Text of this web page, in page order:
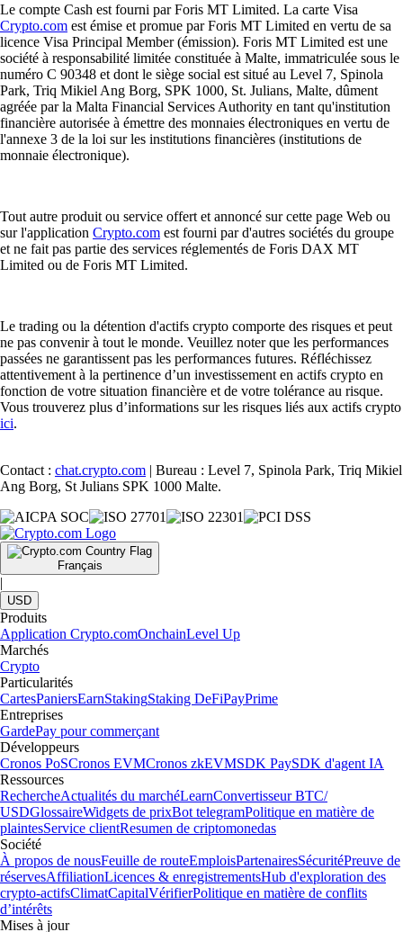
Le compte Cash est fourni par Foris MT Limited. La carte Visa
Crypto.com est émise et promue par Foris MT Limited en vertu de sa
licence Visa Principal Member (émission). Foris MT Limited est une
société à responsabilité limitée constituée à Malte, immatriculée sous le
numéro C 90348 et dont le siège social est situé au Level 7, Spinola
Park, Triq Mikiel Ang Borg, SPK 1000, St. Julians, Malte, dûment
agréée par la Malta Financial Services Authority en tant qu'institution
financière autorisée à émettre des monnaies électroniques en vertu de
l'annexe 3 de la loi sur les institutions financières (institutions de
monnaie électronique).
Tout autre produit ou service offert et annoncé sur cette page Web ou
sur l'application Crypto.com est fourni par d'autres sociétés du groupe
et ne fait pas partie des services réglementés de Foris DAX MT
Limited ou de Foris MT Limited.
Le trading ou la détention d'actifs crypto comporte des risques et peut
ne pas convenir à tout le monde. Veuillez noter que les performances
passées ne garantissent pas les performances futures. Réfléchissez
attentivement à la pertinence d’un investissement en actifs crypto en
fonction de votre situation financière et de votre tolérance au risque.
Vous trouverez plus d’informations sur les risques liés aux actifs crypto
ici.
Contact : chat.crypto.com | Bureau : Level 7, Spinola Park, Triq Mikiel
Ang Borg, St Julians SPK 1000 Malte.
Français
|
USD
Produits
Application Crypto.comOnchainLevel Up
Marchés
Crypto
Particularités
CartesPaniersEarnStakingStaking DeFiPayPrime
Entreprises
GardePay pour commerçant
Développeurs
Cronos PoSCronos EVMCronos zkEVMSDK PaySDK d'agent IA
Ressources
RechercheActualités du marchéLearnConvertisseur BTC/
USDGlossaireWidgets de prixBot telegramPolitique en matière de
plaintesService clientResumen de criptomonedas
Société
À propos de nousFeuille de routeEmploisPartenairesSécuritéPreuve de
réservesAffiliationLicences & enregistrementsHub d'exploration des
crypto-actifsClimatCapitalVérifierPolitique en matière de conflits
d’intérêts
Mises à jour